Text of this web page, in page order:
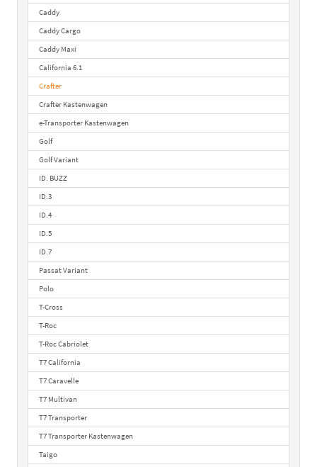
Caddy
Caddy Cargo
Caddy Maxi
California 6.1
Crafter
Crafter Kastenwagen
e-Transporter Kastenwagen
Golf
Golf Variant
ID. BUZZ
ID.3
ID.4
ID.5
ID.7
Passat Variant
Polo
T-Cross
T-Roc
T-Roc Cabriolet
T7 California
T7 Caravelle
T7 Multivan
T7 Transporter
T7 Transporter Kastenwagen
Taigo